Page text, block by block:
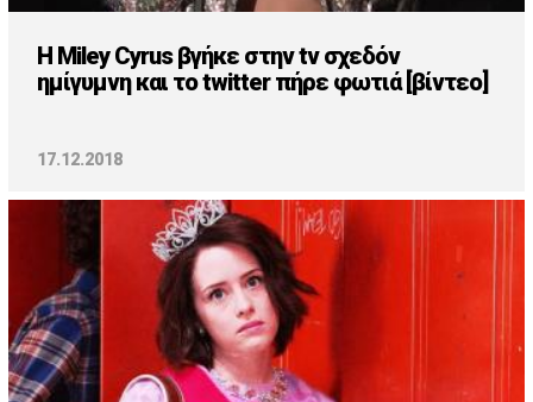
H Miley Cyrus βγήκε στην tv σχεδόν
ημίγυμνη και το twitter πήρε φωτιά [βίντεο]
17.12.2018